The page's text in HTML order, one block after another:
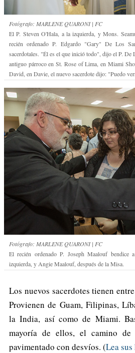
Fotógrafo: MARLENE QUARONI | FC
El P. Steven O'Hala, a la izquierda, y Mons.
recién ordenado P. Edgardo "Gary" De Los
sacerdotales. "Él es el que inició todo", dijo el P.
antiguo párroco en St. Rose of Lima, en Miami
David, en Davie, el nuevo sacerdote dijo: "Puedo
Fotógrafo: MARLENE QUARONI | FC
El recién ordenado P. Joseph Maalouf
izquierda, y Angie Maalouf, después de la Misa.
Los nuevos sacerdotes tienen
Provienen de Guam, Filipinas,
la India, así como de Miami.
mayoría de ellos, el camino de
pavimentado con desvíos. (Lea